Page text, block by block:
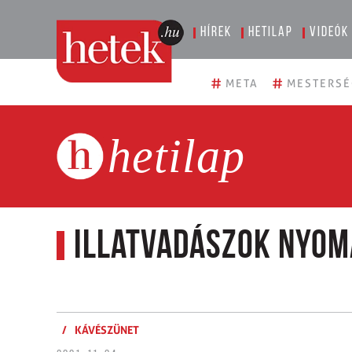
Hírek Hetilap Videók
# META #
hetilap
Illatvadászok
/ KÁVÉSZÜNET